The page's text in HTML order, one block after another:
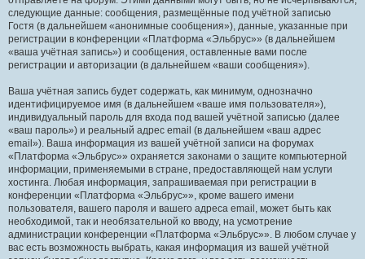
следующие данные: сообщения, размещённые под учётной записью
Гостя (в дальнейшем «анонимные сообщения»), данные, указанные при
регистрации в конференции «Платформа «Эльбрус»» (в дальнейшем
«ваша учётная запись») и сообщения, оставленные вами после
регистрации и авторизации (в дальнейшем «ваши сообщения»).
Ваша учётная запись будет содержать, как минимум, однозначно
идентифицируемое имя (в дальнейшем «ваше имя пользователя»),
индивидуальный пароль для входа под вашей учётной записью (далее
«ваш пароль») и реальный адрес email (в дальнейшем «ваш адрес
email»). Ваша информация из вашей учётной записи на форумах
«Платформа «Эльбрус»» охраняется законами о защите компьютерной
информации, применяемыми в стране, предоставляющей нам услуги
хостинга. Любая информация, запрашиваемая при регистрации в
конференции «Платформа «Эльбрус»», кроме вашего имени
пользователя, вашего пароля и вашего адреса email, может быть как
необходимой, так и необязательной ко вводу, на усмотрение
администрации конференции «Платформа «Эльбрус»». В любом случае у
вас есть возможность выбрать, какая информация из вашей учётной